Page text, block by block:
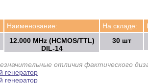
Наименование:
12.000 MHz (HCMOS/TTL)
DIL-14
На складе:
30 шт
отличия фактического